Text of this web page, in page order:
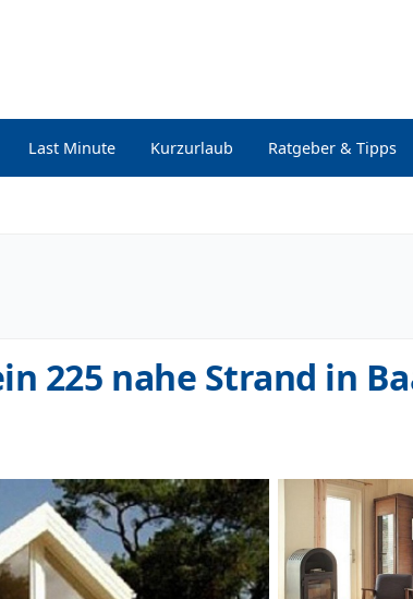
Last Minute Kurzurlaub Ratgeber & Tipps
225 nahe Strand in